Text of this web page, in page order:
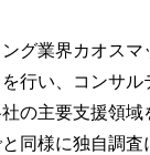
ング業界カオス
行い、コンサ
の主要支援領域
同様に独自調